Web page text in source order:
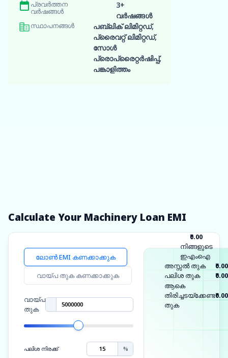
പ്രവർത്തന
വർഷങ്ങൾ
3+
വർഷങ്ങൾ
സ്ഥാപനങ്ങൾ
പബ്ലിക് ലിമിറ്റഡ്,
പ്രൈവറ്റ് ലിമിറ്റഡ്,
സോൾ
പ്രൊപ്രൈറ്റർഷിപ്പ്,
പങ്കാളിത്തം
Calculate Your Machinery Loan EMI
ലോൺ EMI കണക്കാക്കുക
വായ്പ തുക കണക്കാക്കുക
വായ്പ
തുക
പലിശ നിരക്ക് %
അസ്സൽ തുക
₹0.00
പലിശ തുക
₹0.00
ആകെ
തിരിച്ചടയ്ക്കേണ്ട
തുക
₹0.00
നിങ്ങളുടെ
ഇഎംഐ
₹0.00